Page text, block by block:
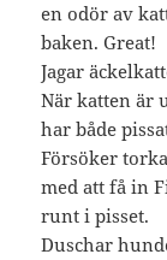
en odör av
baken. Great!
Jagar
När katten är
har både
Försöker
med att få in
runt i pisset.
Duschar